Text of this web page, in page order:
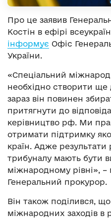
Про це заявив
Костін в ефірі
інформує Офіс
України.
«Спеціальний
необхідно створити
зараз він повинен
притягнути до
керівництво рф. Ми
отримати підтримку
країн. Адже результати
трибуналу мають бути
міжнародному рівні», –
Генеральний прокурор.
Він також поділився,
міжнародних заходів в